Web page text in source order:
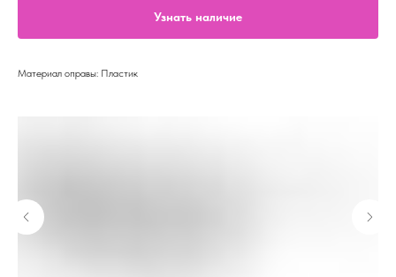
Узнать наличие
Материал оправы: Пластик